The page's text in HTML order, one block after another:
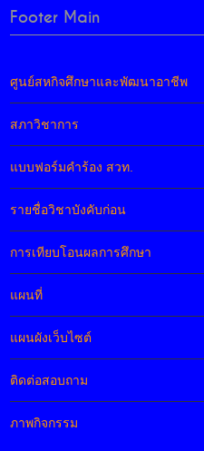
Footer Main
ศูนย์สหกิจศึกษาและพัฒนาอาชีพ
สภาวิชาการ
แบบฟอร์มคำร้อง สวท.
รายชื่อวิชาบังคับก่อน
การเทียบโอนผลการศึกษา
แผนที่
แผนผังเว็บไซต์
ติดต่อสอบถาม
ภาพกิจกรรม